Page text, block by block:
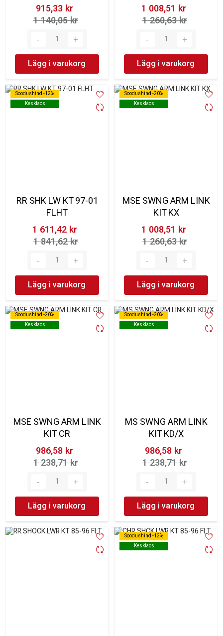
915,33 kr‎
1 140,05 kr‎
Lägg i varukorg
1 008,51 kr‎
1 260,63 kr‎
Lägg i varukorg
Soodushind -12%
Kesklaos
Soodushind -12%
Kesklaos
RR SHK LW KT 97-01
FLHT
1 611,42 kr‎
1 841,62 kr‎
Lägg i varukorg
Soodushind -20%
Kesklaos
Soodushind -20%
Kesklaos
MSE SWNG ARM LINK
KIT KX
1 008,51 kr‎
1 260,63 kr‎
Lägg i varukorg
Soodushind -20%
Kesklaos
Soodushind -20%
Kesklaos
MSE SWNG ARM LINK
KIT CR
986,58 kr‎
1 238,71 kr‎
Lägg i varukorg
Soodushind -20%
Kesklaos
Soodushind -20%
Kesklaos
MS SWNG ARM LINK
KIT KD/X
986,58 kr‎
1 238,71 kr‎
Lägg i varukorg
Soodushind -12%
Kesklaos
Soodushind -12%
Kesklaos